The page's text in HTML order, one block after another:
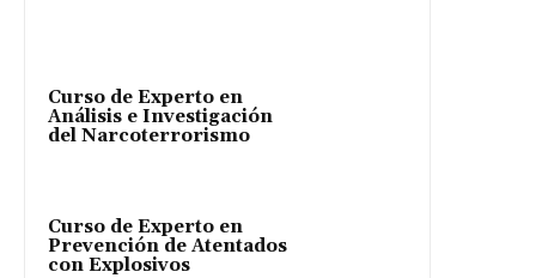
Curso de Experto en
Análisis e Investigación
del Narcoterrorismo
Curso de Experto en
Prevención de Atentados
con Explosivos